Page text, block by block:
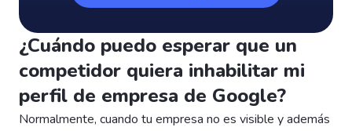
¿Cuándo puedo esperar que un
competidor quiera inhabilitar mi
perfil de empresa de Google?
Normalmente, cuando tu empresa no es visible y además